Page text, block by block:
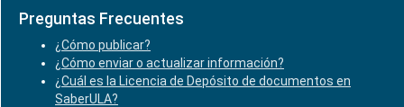
Preguntas Frecuentes
¿Cómo publicar?
¿Cómo enviar o actualizar información?
¿Cuál es la Licencia de Depósito de documentos en
SaberULA?